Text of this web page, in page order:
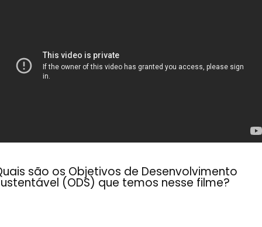
são os Objetivos de Desenvolvimento
(ODS) que temos nesse filme?